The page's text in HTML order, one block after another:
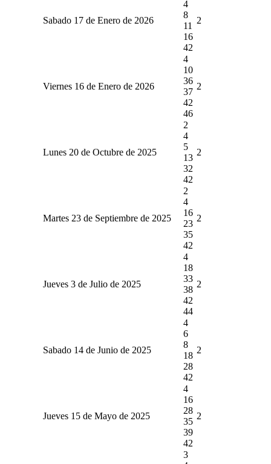
Sabado 17 de Enero de 2026
4
8
11
16
42
2
Viernes 16 de Enero de 2026
4
10
36
37
42
46
2
Lunes 20 de Octubre de 2025
2
4
5
13
32
42
2
Martes 23 de Septiembre de 2025
2
4
16
23
35
42
2
Jueves 3 de Julio de 2025
4
18
33
38
42
44
2
Sabado 14 de Junio de 2025
4
6
8
18
28
42
2
Jueves 15 de Mayo de 2025
4
16
28
35
39
42
2
3